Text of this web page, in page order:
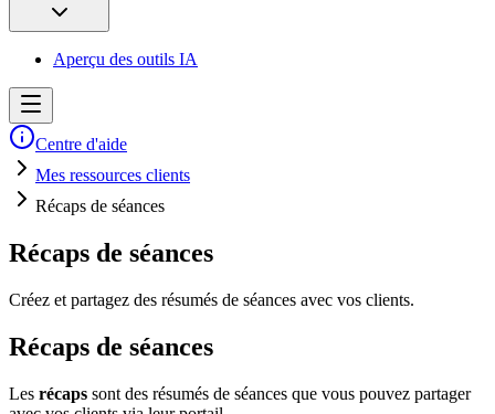
Aperçu des outils IA
Centre d'aide
Mes ressources clients
Récaps de séances
Récaps de séances
Créez et partagez des résumés de séances avec vos clients.
Récaps de séances
Les récaps sont des résumés de séances que vous pouvez partager